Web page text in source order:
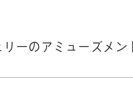
ーのアミューズメン